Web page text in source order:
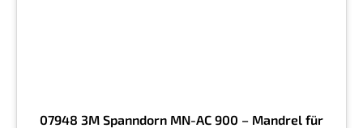
07948 3M Spanndorn MN-AC 900 – Mandrel für